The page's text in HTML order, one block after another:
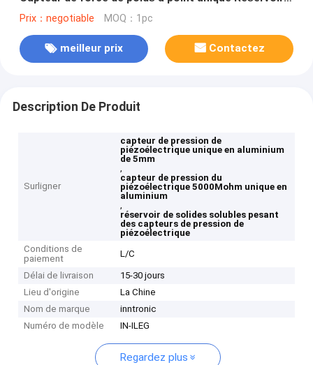
de pesage Cellule de charge 2.0+0.2mV/V
Prix：negotiable MOQ：1pc
meilleur prix Contactez
Description De Produit
Surligner
capteur de pression de
piézoélectrique unique en aluminium
de 5mm
,
capteur de pression du
piézoélectrique 5000Mohm unique en
aluminium
,
réservoir de solides solubles pesant
des capteurs de pression de
piézoélectrique
Conditions de
paiement
L/C
Délai de livraison
15-30 jours
Lieu d'origine
La Chine
Nom de marque
inntronic
Numéro de modèle
IN-ILEG
Regardez plus